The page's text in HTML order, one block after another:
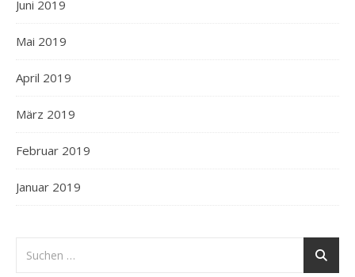
Juni 2019
Mai 2019
April 2019
März 2019
Februar 2019
Januar 2019